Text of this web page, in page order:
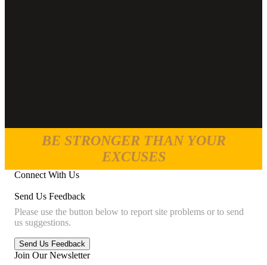
BE STRONGER THAN YOUR
EXCUSES
Connect With Us
Send Us Feedback
Please use the button below to report site problems or to send
us suggestions.
Join Our Newsletter